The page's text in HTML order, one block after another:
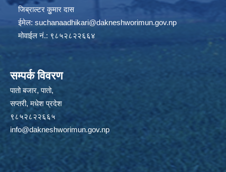
जिब्राल्टर कुुमार दास
ईमेल: suchanaadhikari@dakneshworimun.gov.np
मोवाईल नं.: ९८५२८२२६६४
सम्पर्क विवरण
पातो बजार, पातो,
सप्तरी, मधेश प्रदेश
९८५२८२२६६५
info@dakneshworimun.gov.np